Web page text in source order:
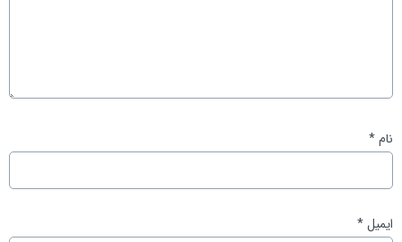
نام*
ایمیل*